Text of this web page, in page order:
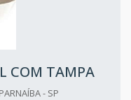
COM TAMPA
- SP